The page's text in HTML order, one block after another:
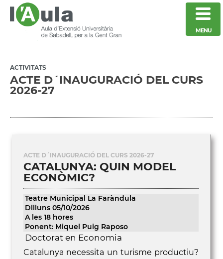
MENU
ACTIVITATS
ACTE D´INAUGURACIÓ DEL CURS
2026-27
ACTE D´INAUGURACIÓ DEL CURS 2026-27
CATALUNYA: QUIN MODEL
ECONÒMIC?
Teatre Municipal La Faràndula
Dilluns 05/10/2026
A les 18 hores
Ponent: Miquel Puig Raposo
Doctorat en Economia
Catalunya necessita un turisme productiu?